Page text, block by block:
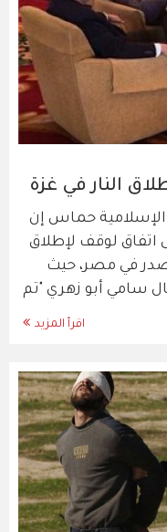
النار في غزة
حماس إن
اتفاق لوقف لإطلاق
في مصر، حيث
سامي أبو زهري "تم
اقرأ المزيد